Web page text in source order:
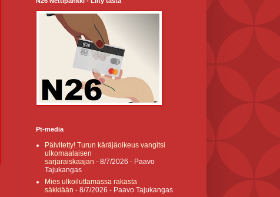
Pt-media
Päivitetty! Turun käräjäoikeus vangitsi
ulkomaalaisen
sarjaraiskaajan - 8/7/2026 - Paavo
Tajukangas
Mies ulkoiluttamassa rakasta
säkkiään - 8/7/2026 - Paavo Tajukangas